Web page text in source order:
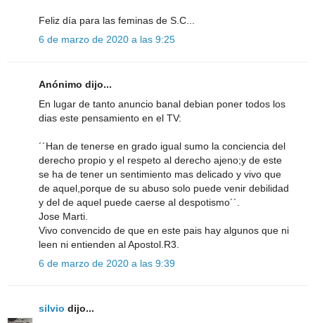
Feliz día para las feminas de S.C...
6 de marzo de 2020 a las 9:25
Anónimo dijo...
En lugar de tanto anuncio banal debian poner todos los
dias este pensamiento en el TV:
´´Han de tenerse en grado igual sumo la conciencia del
derecho propio y el respeto al derecho ajeno;y de este
se ha de tener un sentimiento mas delicado y vivo que
de aquel,porque de su abuso solo puede venir debilidad
y del de aquel puede caerse al despotismo´´.
Jose Marti.
Vivo convencido de que en este pais hay algunos que ni
leen ni entienden al Apostol.R3.
6 de marzo de 2020 a las 9:39
silvio dijo...